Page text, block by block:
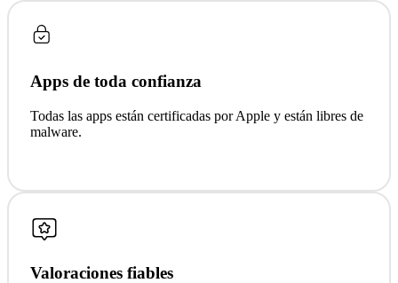
Apps de toda confianza
Todas las apps están certificadas por Apple y están libres de
malware.
Valoraciones fiables